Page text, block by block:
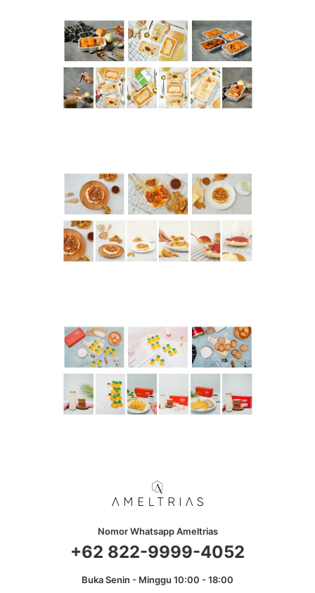
Nomor Whatsapp Ameltrias
+62 822-9999-4052
Buka Senin - Minggu 10:00 - 18:00